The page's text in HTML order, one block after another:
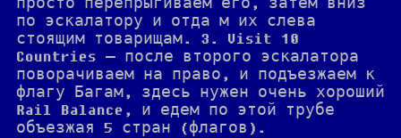
просто перепрыгиваем его, затем вниз
по эскалатору и отда м их слева
стоящим товарищам. 3. Visit 10
Countries — после второго эскалатора
поворачиваем на право, и подъезжаем к
флагу Багам, здесь нужен очень хороший
Rail Balance, и едем по этой трубе
объезжая 5 стран (флагов).